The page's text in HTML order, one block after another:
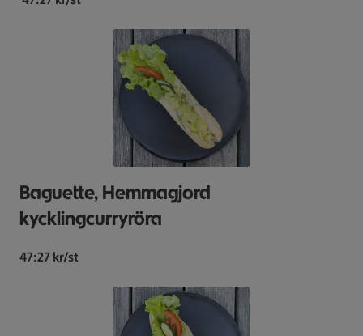
Baguette, Hemmagjord
kycklingcurryröra
47:27 kr/st